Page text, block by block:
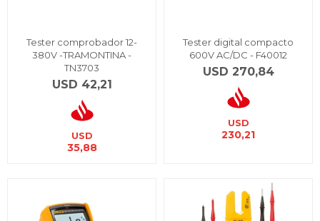
Tester comprobador 12-
380V -TRAMONTINA -
TN3703
USD 42,21
USD
35,88
Tester digital compacto
600V AC/DC - F40012
USD 270,84
USD
230,21